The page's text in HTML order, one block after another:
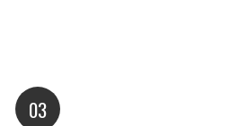
03